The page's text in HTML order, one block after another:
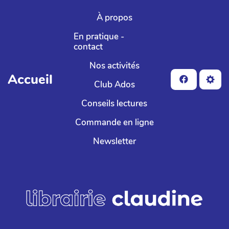
Aller au contenu principal
Accueil
À propos
En pratique -
contact
Nos activités
Club Ados
Conseils lectures
Commande en ligne
Newsletter